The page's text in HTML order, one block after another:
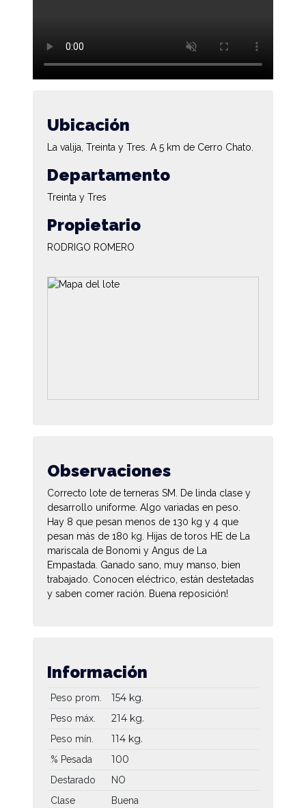
Ubicación
La valija, Treinta y Tres. A 5 km de Cerro Chato.
Departamento
Treinta y Tres
Propietario
RODRIGO ROMERO
Observaciones
Correcto lote de terneras SM. De linda clase y
desarrollo uniforme. Algo variadas en peso.
Hay 8 que pesan menos de 130 kg y 4 que
pesan más de 180 kg. Hijas de toros HE de La
mariscala de Bonomi y Angus de La
Empastada. Ganado sano, muy manso, bien
trabajado. Conocen eléctrico, están destetadas
y saben comer ración. Buena reposición!
Información
Peso prom. 154 kg.
Peso máx. 214 kg.
Peso mín. 114 kg.
% Pesada 100
Destarado
NO
Clase
Buena